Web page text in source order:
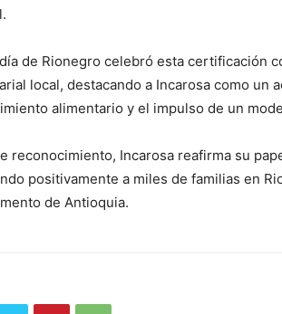
Periódico
El Rionegrero
de Rionegro celebró esta certificación
local, destacando a Incarosa como un
alimentario y el impulso de un
reconocimiento, Incarosa reafirma su
positivamente a miles de familias en
de Antioquia.